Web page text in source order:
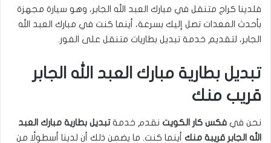
فلدينا كراج متنقل في مبارك العبد الله الجابر، وهو سيارة مجهزة
بأحدث المعدات تصل إليك بسرعة، أينما كنت في مبارك العبد الله
الجابر، لتقديم خدمة تبديل بطاريات متنقل على الفور.
تبديل بطارية مبارك العبد الله الجابر
قريب منك
نحن في فكس كار الكويت نقدم خدمةتبديل بطارية مبارك العبد
الله الجابر قريبة منك أينما كنت. ما يضمن ذلك أن لدينا أسطولًا من